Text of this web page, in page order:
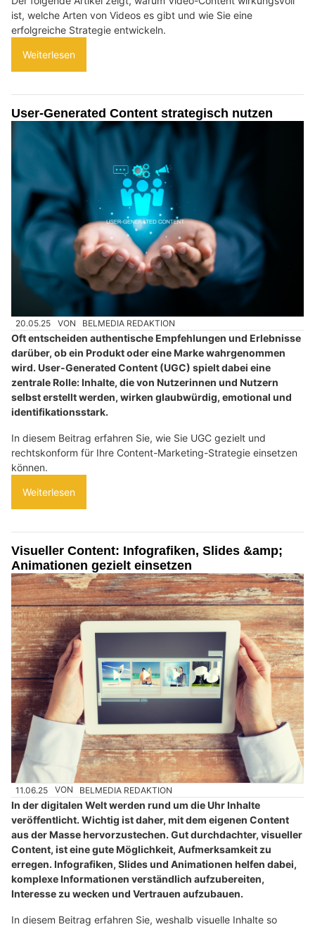
ist, welche Arten von Videos es gibt und wie Sie eine
erfolgreiche Strategie entwickeln.
Weiterlesen
User-Generated Content strategisch nutzen
20.05.25 VON BELMEDIA REDAKTION
Oft entscheiden authentische Empfehlungen und Erlebnisse
darüber, ob ein Produkt oder eine Marke wahrgenommen
wird. User-Generated Content (UGC) spielt dabei eine
zentrale Rolle: Inhalte, die von Nutzerinnen und Nutzern
selbst erstellt werden, wirken glaubwürdig, emotional und
identifikationsstark.
In diesem Beitrag erfahren Sie, wie Sie UGC gezielt und
rechtskonform für Ihre Content-Marketing-Strategie einsetzen
können.
Weiterlesen
Visueller Content: Infografiken, Slides &amp;
Animationen gezielt einsetzen
11.06.25 VON BELMEDIA REDAKTION
In der digitalen Welt werden rund um die Uhr Inhalte
veröffentlicht. Wichtig ist daher, mit dem eigenen Content
aus der Masse hervorzustechen. Gut durchdachter, visueller
Content, ist eine gute Möglichkeit, Aufmerksamkeit zu
erregen. Infografiken, Slides und Animationen helfen dabei,
komplexe Informationen verständlich aufzubereiten,
Interesse zu wecken und Vertrauen aufzubauen.
In diesem Beitrag erfahren Sie, weshalb visuelle Inhalte so